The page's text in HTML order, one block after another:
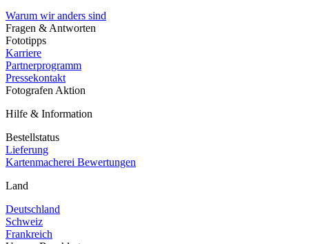
Warum wir anders sind
Fragen & Antworten
Fototipps
Karriere
Partnerprogramm
Pressekontakt
Fotografen Aktion
Hilfe & Information
Bestellstatus
Lieferung
Kartenmacherei Bewertungen
Land
Deutschland
Schweiz
Frankreich